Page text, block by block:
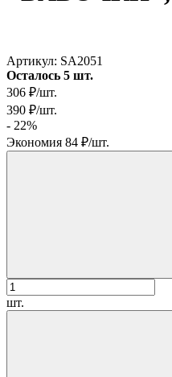
Артикул: SA2051
Осталось 5 шт.
306 ₽/шт.
390 ₽/шт.
- 22%
Экономия 84 ₽/шт.
шт.